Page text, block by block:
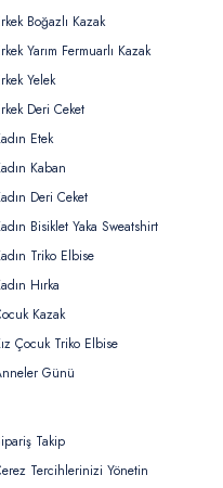
Boğazlı Kazak
Yarım Fermuarlı Kazak
Yelek
Deri Ceket
Etek
Kaban
Deri Ceket
Bisiklet Yaka Sweatshirt
Triko Elbise
Hırka
Kazak
Çocuk Triko Elbise
Günü
Takip
Tercihlerinizi Yönetin